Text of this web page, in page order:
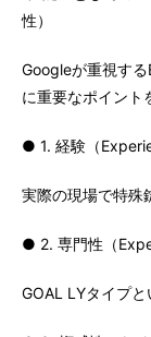
性）
Googleが重視す
に重要なポイント
● 1. 経験（
実際の現場で特殊
● 2. 専門性（
GOAL LYタイプと